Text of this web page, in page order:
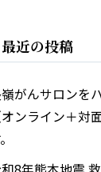
最近の投稿
がんサロンを
オンライン＋対